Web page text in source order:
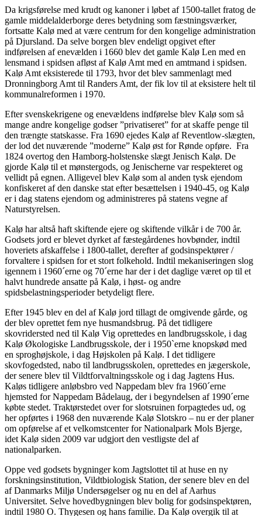
Da krigsførelse med krudt og kanoner i løbet af 1500-tallet fratog de
gamle middelalderborge deres betydning som fæstningsværker,
fortsatte Kalø med at være centrum for den kongelige administration
på Djursland. Da selve borgen blev endeligt opgivet efter
indførelsen af enevælden i 1660 blev det gamle Kalø Len med en
lensmand i spidsen afløst af Kalø Amt med en amtmand i spidsen.
Kalø Amt eksisterede til 1793, hvor det blev sammenlagt med
Dronningborg Amt til Randers Amt, der fik lov til at eksistere helt til
kommunalreformen i 1970.
Efter svenskekrigene og enevældens indførelse blev Kalø som så
mange andre kongelige godser ”privatiseret” for at skaffe penge til
den trængte statskasse. Fra 1690 ejedes Kalø af Reventlow-slægten,
der lod det nuværende ”moderne” Kalø øst for Rønde opføre. Fra
1824 overtog den Hamborg-holstenske slægt Jenisch Kalø. De
gjorde Kalø til et mønstergods, og Jenischerne var respekteret og
vellidt på egnen. Alligevel blev Kalø som al anden tysk ejendom
konfiskeret af den danske stat efter besættelsen i 1940-45, og Kalø
er i dag statens ejendom og administreres på statens vegne af
Naturstyrelsen.
Kalø har altså haft skiftende ejere og skiftende vilkår i de 700 år.
Godsets jord er blevet dyrket af fæstegårdenes hovbønder, indtil
hoveriets afskaffelse i 1800-tallet, derefter af godsinspektører /
forvaltere i spidsen for et stort folkehold. Indtil mekaniseringen slog
igennem i 1960´erne og 70´erne har der i det daglige været op til et
halvt hundrede ansatte på Kalø, i høst- og andre
spidsbelastningsperioder betydeligt flere.
Efter 1945 blev en del af Kalø jord tillagt de omgivende gårde, og
der blev oprettet fem nye husmandsbrug. På det tidligere
skovridersted ned til Kalø Vig oprettedes en landbrugsskole, i dag
Kalø Økologiske Landbrugsskole, der i 1950`erne knopskød med
en sproghøjskole, i dag Højskolen på Kalø. I det tidligere
skovfogedsted, nabo til landbrugsskolen, oprettedes en jægerskole,
der senere blev til Vildtforvaltningsskole og i dag Jagtens Hus.
Kaløs tidligere anløbsbro ved Nappedam blev fra 1960´erne
hjemsted for Nappedam Bådelaug, der i begyndelsen af 1990´erne
købte stedet. Traktørstedet over for slotsruinen forpagtedes ud, og
her opførtes i 1968 den nuværende Kalø Slotskro – nu er der planer
om opførelse af et velkomstcenter for Nationalpark Mols Bjerge,
idet Kalø siden 2009 var udgjort den vestligste del af
nationalparken.
Oppe ved godsets bygninger kom Jagtslottet til at huse en ny
forskningsinstitution, Vildtbiologisk Station, der senere blev en del
af Danmarks Miljø Undersøgelser og nu en del af Aarhus
Universitet. Selve hovedbygningen blev bolig for godsinspektøren,
indtil 1980 O. Thygesen og hans familie. Da Kalø overgik til at